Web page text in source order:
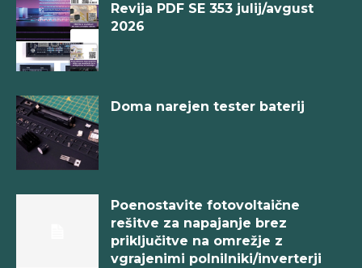
Revija PDF SE 353 julij/avgust
2026
Doma narejen tester baterij
Poenostavite fotovoltaične
rešitve za napajanje brez
priključitve na omrežje z
vgrajenimi polnilniki/inverterji